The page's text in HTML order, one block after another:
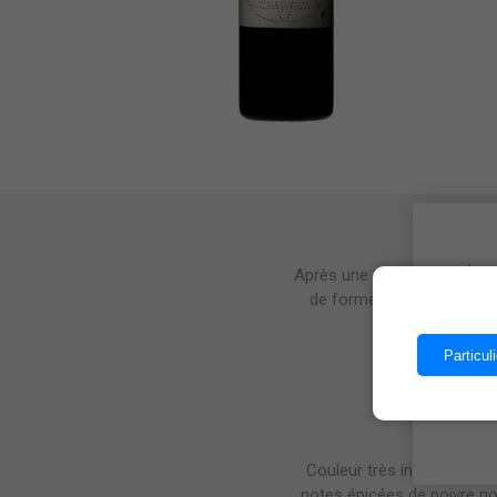
Après une sélection
de forme conique et des
Couleur très intense et